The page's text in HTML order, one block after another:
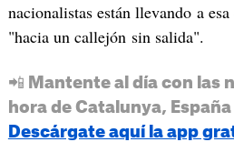
nacionalistas están llevando a
"hacia un callejón sin salida".
📲 Mantente al día con las
hora de Catalunya,
Descárgate aquí la app